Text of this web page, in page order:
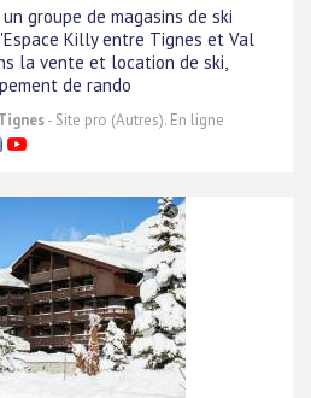
groupe de magasins de ski
Killy entre Tignes et Val
la vente et location de ski,
de rando
- Site pro (Autres). En ligne